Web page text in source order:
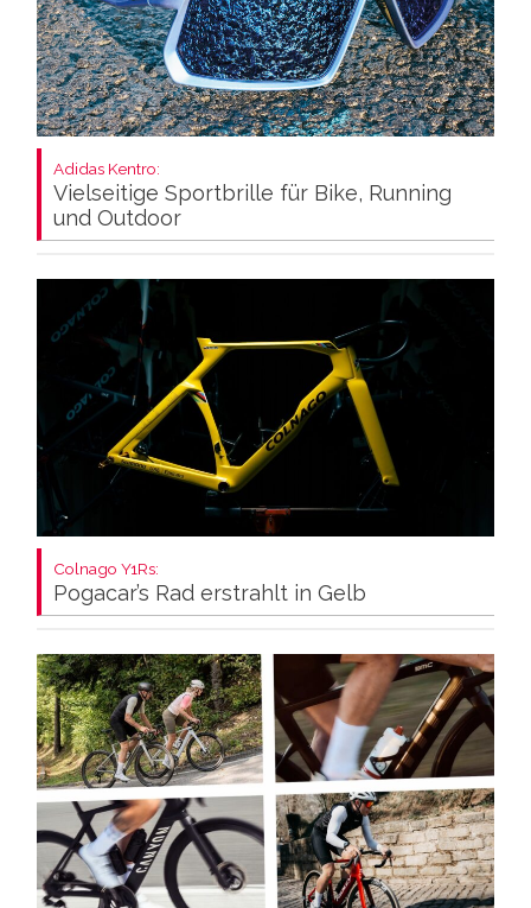
Adidas Kentro:
Vielseitige Sportbrille für Bike, Running
und Outdoor
Colnago Y1Rs:
Pogacar’s Rad erstrahlt in Gelb